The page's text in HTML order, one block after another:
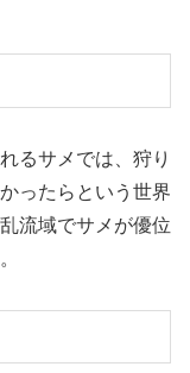
るサメでは、狩り
ったらという世界
流域でサメが優位